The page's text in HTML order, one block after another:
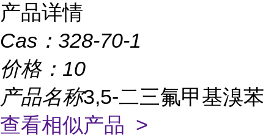
产品详情
Cas： 328-70-1
价格： 10
产品名称3,5-二三氟甲基溴苯
查看相似产品 >